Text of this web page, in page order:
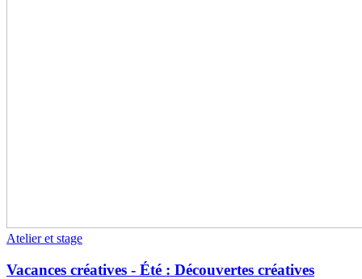
Atelier et stage
Vacances créatives - Été : Découvertes créatives